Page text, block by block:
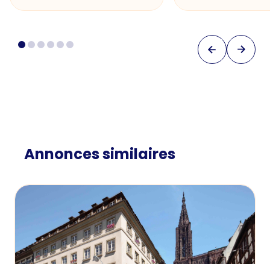
Annonces similaires